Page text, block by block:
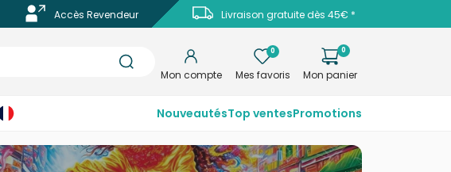
Livraison gratuite dès 45€ *
Accès Revendeur
Mon compte
0
Mes favoris
0
Mon panier
NouveautésTop ventesPromotions